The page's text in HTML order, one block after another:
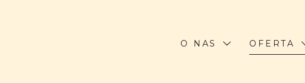
O NAS OFERTA